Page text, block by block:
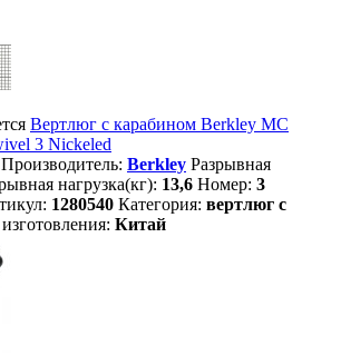
Вертлюг с карабином Berkley MC
3 Nickeled
Производитель: Berkley Разрывная
нагрузка(кг): 13,6 Номер: 3
1280540 Категория: вертлюг с
Китай